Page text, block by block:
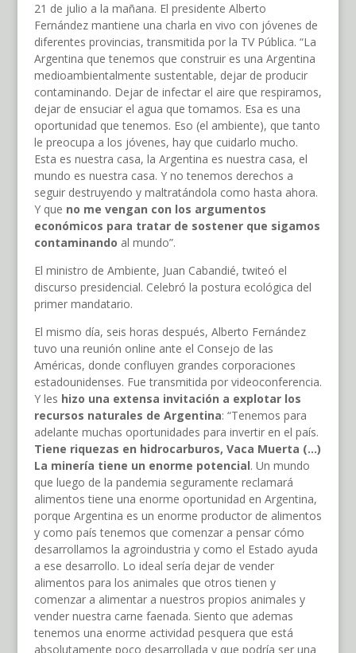
21 de julio a la mañana. El presidente Alberto
Fernández mantiene una charla en vivo con jóvenes de
diferentes provincias, transmitida por la TV Pública. “La
Argentina que tenemos que construir es una Argentina
medioambientalmente sustentable, dejar de producir
contaminando. Dejar de infectar el aire que respiramos,
dejar de ensuciar el agua que tomamos. Esa es una
oportunidad que tenemos. Eso (el ambiente), que tanto
le preocupa a los jóvenes, hay que cuidarlo mucho.
Esta es nuestra casa, la Argentina es nuestra casa, el
mundo es nuestra casa. Y no tenemos derechos a
seguir destruyendo y maltratándola como hasta ahora.
Y que no me vengan con los argumentos
económicos para tratar de sostener que sigamos
contaminando al mundo”.
El ministro de Ambiente, Juan Cabandié, twiteó el
discurso presidencial. Celebró la postura ecológica del
primer mandatario.
El mismo día, seis horas después, Alberto Fernández
tuvo una reunión online ante el Consejo de las
Américas, donde confluyen grandes corporaciones
estadounidenses. Fue transmitida por videoconferencia.
Y les hizo una extensa invitación a explotar los
recursos naturales de Argentina: “Tenemos para
adelante muchas oportunidades para invertir en el país.
Tiene riquezas en hidrocarburos, Vaca Muerta (...)
La minería tiene un enorme potencial. Un mundo
que luego de la pandemia seguramente reclamará
alimentos tiene una enorme oportunidad en Argentina,
porque Argentina es un enorme productor de alimentos
y como país tenemos que comenzar a pensar cómo
desarrollamos la agroindustria y como el Estado ayuda
a ese desarrollo. Lo ideal sería dejar de vender
alimentos para los animales que otros tienen y
comenzar a alimentar a nuestros propios animales y
vender nuestra carne faenada. Siento que ademas
tenemos una enorme actividad pesquera que está
absolutamente poco desarrollada y que podría ser una